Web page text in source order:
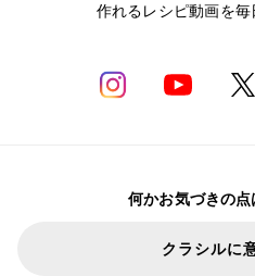
作れるレシピ動画を毎
何かお気づきの点
クラシルに